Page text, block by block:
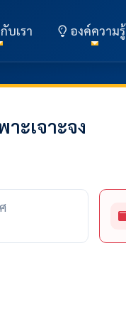
บเรา องค์ความรู้
ะเจาะจง